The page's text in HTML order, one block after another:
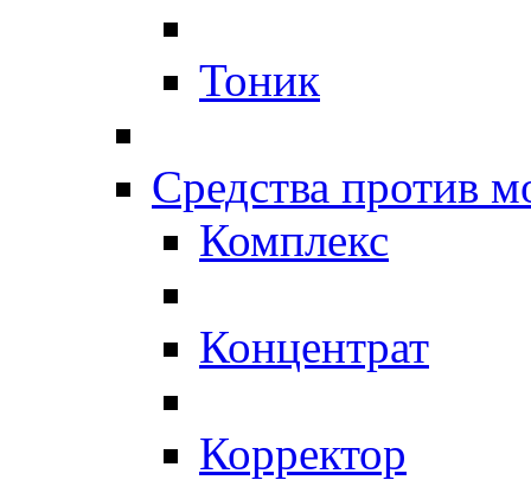
Тоник
Средства против
Комплекс
Концентрат
Корректор